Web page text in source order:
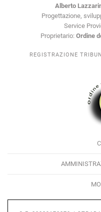
Alberto
Progettazione,
Service
Proprietario: Ordine
REGISTRAZIONE